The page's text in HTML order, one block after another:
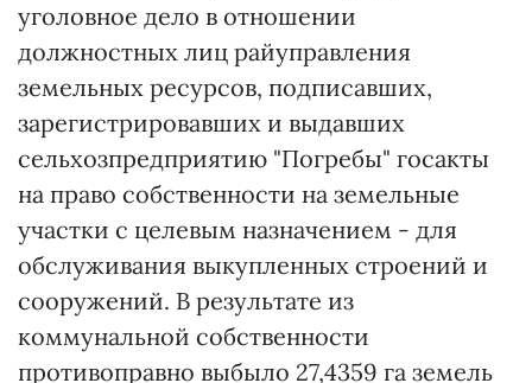
уголовное дело в отношении
должностных лиц райуправления
земельных ресурсов, подписавших,
зарегистрировавших и выдавших
сельхозпредприятию "Погребы" госакты
на право собственности на земельные
участки с целевым назначением - для
обслуживания выкупленных строений и
сооружений. В результате из
коммунальной собственности
противоправно выбыло 27,4359 га земель